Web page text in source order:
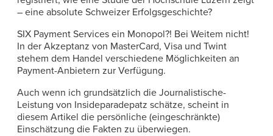
– eine absolute Schweizer Erfolgsgeschichte?
SIX Payment Services ein Monopol?! Bei Weitem nicht!
In der Akzeptanz von MasterCard, Visa und Twint
stehem dem Handel verschiedene Möglichkeiten an
Payment-Anbietern zur Verfügung.
Auch wenn ich grundsätzlich die Journalistische-
Leistung von Insideparadepatz schätze, scheint in
diesem Artikel die persönliche (eingeschränkte)
Einschätzung die Fakten zu überwiegen.